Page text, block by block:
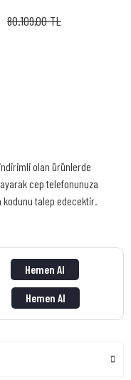
80.109,00 TL
indirimli olan ürünlerde
cep telefonunuza
kodunu talep edecektir.
Hemen Al
Hemen Al